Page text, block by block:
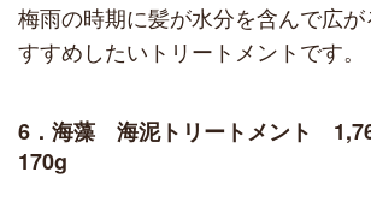
梅雨の時期に髪が水分を含んで広
すすめしたいトリートメントです。
6．海藻 海泥トリートメント
170g